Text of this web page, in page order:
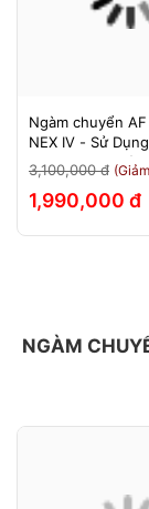
Ngàm chuyển
NEX IV - Sử
Canon Trên Máy
E-Mount - Bảo
Tháng.
3,100,000 đ
1,990,000 đ
NGÀM